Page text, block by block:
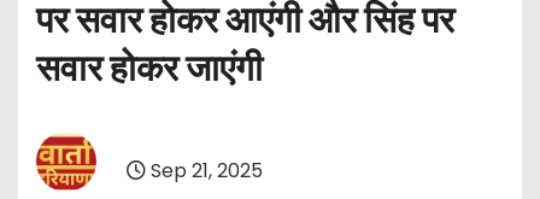
पर सवार होकर आएंगी और सिंह पर
सवार होकर जाएंगी
Sep 21, 2025